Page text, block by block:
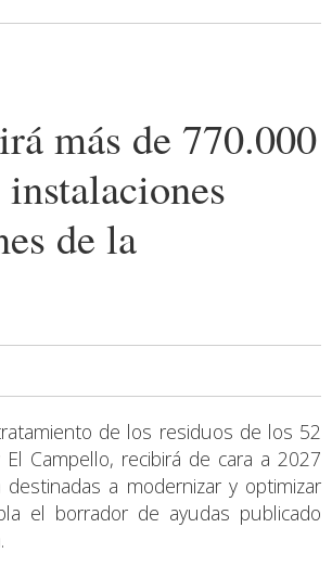
más de 770.000
de la
de los residuos de los 52
Campello, recibirá de cara a 2027
a modernizar y optimizar
el borrador de ayudas publicado